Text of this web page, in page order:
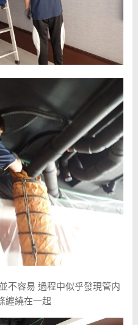
不容易 過程中似乎發現管内
纏繞在一起